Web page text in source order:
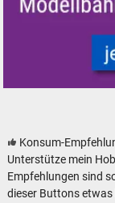
Konsum-
Unterstütze mein
Empfehlungen sind
dieser Buttons etwas